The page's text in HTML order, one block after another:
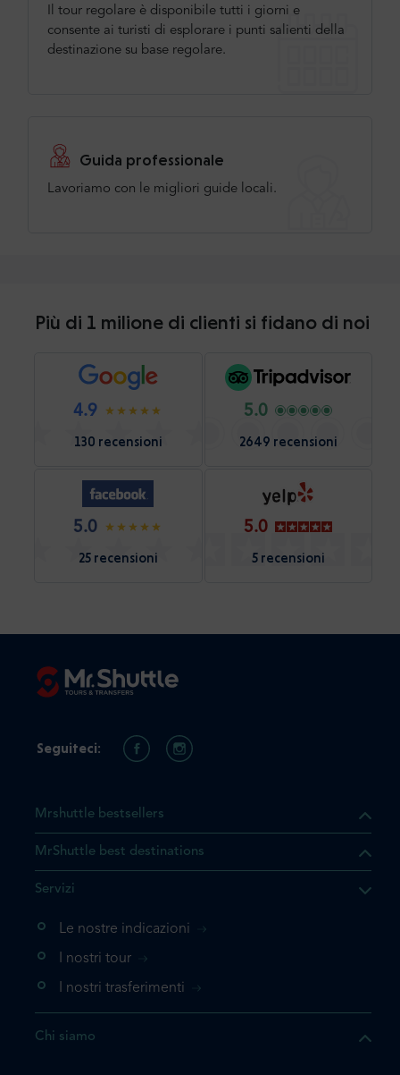
Il tour regolare è disponibile tutti i giorni e
consente ai turisti di esplorare i punti salienti della
destinazione su base regolare.
Guida professionale
Lavoriamo con le migliori guide locali.
Più di 1 milione di clienti si fidano di noi
4.9
130 recensioni
5.0
2649 recensioni
5.0
25 recensioni
5.0
5 recensioni
il prodotto che state
nuovamente, la
Mrshuttle bestsellers
MrShuttle best destinations
Servizi
Le nostre indicazioni
I nostri tour
I nostri trasferimenti
Chi siamo
Seguiteci: